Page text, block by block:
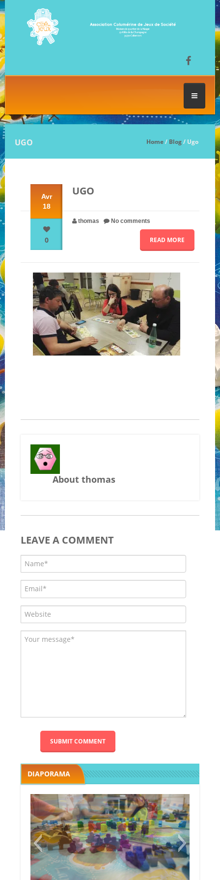
LES SÉANCES DE JEU
FESTIVAL DU JEU
NOS JEUX
NOS PARTENAIRES
QUI SOMMES-NOUS ?
NOUS CONTACTER !
UGO Home/ Blog/ Ugo
Avr
18
0
UGO
thomas No comments
READ MORE
About thomas
LEAVE A COMMENT
DIAPORAMA